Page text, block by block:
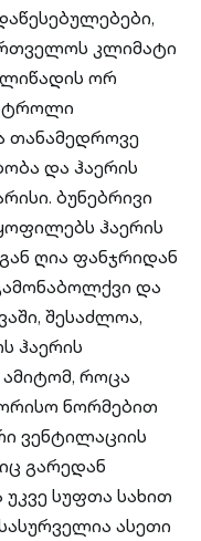
კლიმატი
ორ
თანამედროვე
და ჰაერის
ბუნებრივი
ჰაერის
ღია ფანჯრიდან
და
შესაძლოა,
ჰაერის
როცა
ნორმებით
ვენტილაციის
გარედან
სუფთა სახით
ასეთი